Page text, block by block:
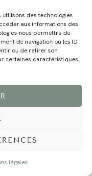
des technologies
aux informations des
nous permettra de
de navigation ou les ID
ou de retirer son
certaines caractéristiques
légales
BLOG CONTACT
- Côte d'Azur -